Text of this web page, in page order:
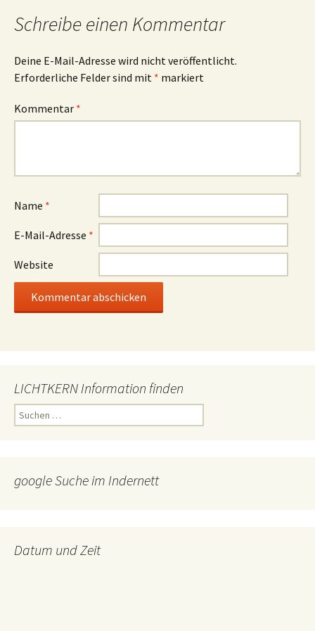
Schreibe einen Kommentar
Deine E-Mail-Adresse wird nicht veröffentlicht.
Erforderliche Felder sind mit * markiert
Kommentar *
Name *
E-Mail-Adresse *
Website
LICHTKERN Information finden
Suchen
nach:
google Suche im Indernett
Datum und Zeit